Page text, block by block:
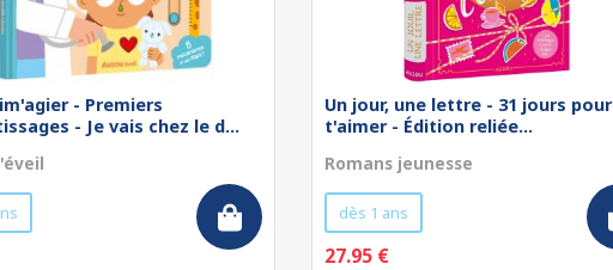
- Premiers
- Je vais chez le d...
Un jour, une lettre - 31 jours pour
t'aimer - Édition reliée...
Romans jeunesse
dès 1 ans
27.95 €